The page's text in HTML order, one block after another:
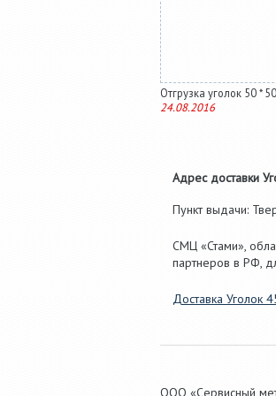
Отгрузка уголок 50 *
24.08.2016
Адрес доставки
Пункт выдачи:
СМЦ «Стами»,
партнеров в РФ,
Доставка Уголок
ООО «Сервисный